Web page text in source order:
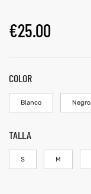
€25.00
COLOR
Blanco Negro
TALLA
S M